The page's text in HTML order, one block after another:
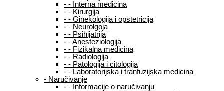
- - Interna medicina
- - Kirurgija
- - Ginekologija i opstetricija
- - Neurolgoja
- - Psihijatrija
- -Anesteziologija
- - Fizikalna medicina
- - Radiologija
- - Patologija i citologija
- - Laboratorijska i tranfuzijska medicina
- Naručivanje
- - Informacije o naručivanju